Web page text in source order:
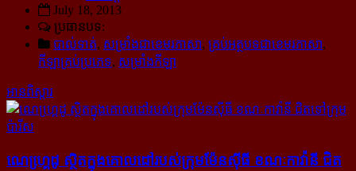
July 18, 2013
ប្រធានបទ:
បាល់ទាត់, សម្រាំងជាខេមរភាសា, គ្រប់អត្ថបទជាខេមរភាសា,
កីឡាគ្រប់ប្រភេទ, សម្រាំងកីឡា
អានពិស្ដារ
ណេហ្គេ្រដូ ស្ថិត​ក្នុង​គោលដៅ​របស់​ក្រុម​ម៉ែនស៊ីធី ខណៈ​កាវ៉ានី ជិត​